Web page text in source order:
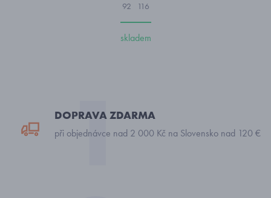
92 116
skladem
DOPRAVA ZDARMA
při objednávce nad 2 000 Kč na Slovensko nad 120 €